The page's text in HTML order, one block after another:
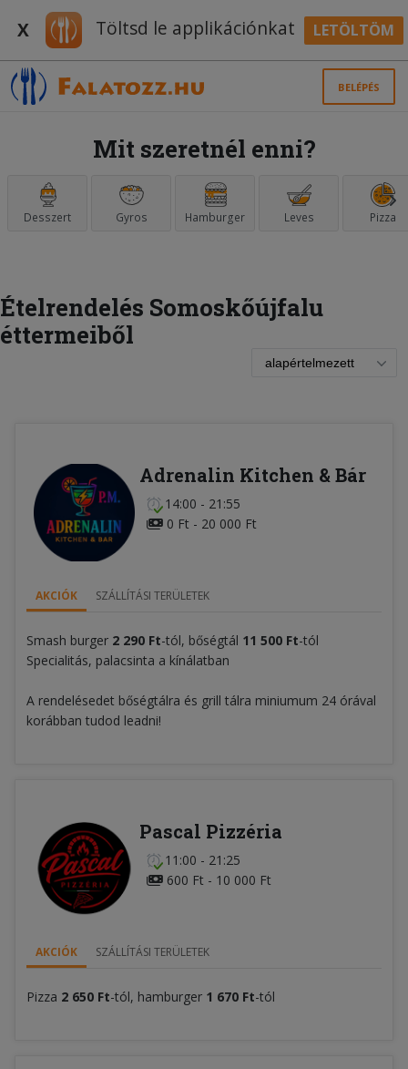
X Töltsd le applikációnkat LETÖLTÖM
BELÉPÉS
Mit szeretnél enni?
Desszert Gyros Hamburger Leves Pizza
Ételrendelés Somoskőújfalu
éttermeiből
Adrenalin Kitchen & Bár
14:00 - 21:55
0 Ft - 20 000 Ft
AKCIÓK SZÁLLÍTÁSI TERÜLETEK
Smash burger 2 290 Ft-tól, bőségtál 11 500 Ft-tól
Specialitás, palacsinta a kínálatban
A rendelésedet bőségtálra és grill tálra miniumum 24 órával
korábban tudod leadni!
Pascal Pizzéria
11:00 - 21:25
600 Ft - 10 000 Ft
AKCIÓK SZÁLLÍTÁSI TERÜLETEK
Pizza 2 650 Ft-tól, hamburger 1 670 Ft-tól